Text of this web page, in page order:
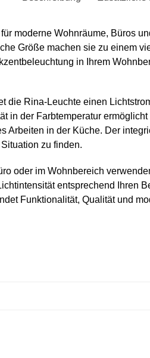
moderne Wohnräume, Büros
Größe machen sie zu einem
in Ihrem
die Rina-Leuchte einen
in der Farbtemperatur
Arbeiten in der Küche. Der
zu finden.
oder im Wohnbereich
entsprechend Ihren
Funktionalität, Qualität und